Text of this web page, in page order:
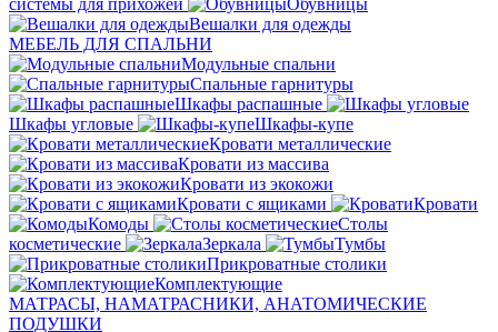
системы для прихожей
Обувницы
Вешалки для одежды
МЕБЕЛЬ ДЛЯ СПАЛЬНИ
Модульные спальни
Спальные гарнитуры
Шкафы распашные
Шкафы угловые
Шкафы-купе
Кровати металлические
Кровати из массива
Кровати из экокожи
Кровати с ящиками
Кровати
Комоды
Столы
косметические
Зеркала
Тумбы
Прикроватные столики
Комплектующие
МАТРАСЫ, НАМАТРАСНИКИ, АНАТОМИЧЕСКИЕ
ПОДУШКИ